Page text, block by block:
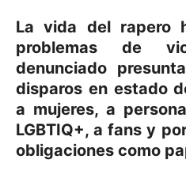
La vida del rapero
problemas de
denunciado
disparos en estado
a mujeres, a
LGBTIQ+, a fans y
obligaciones como